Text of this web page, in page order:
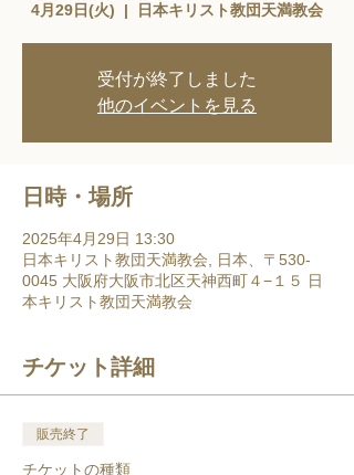
4月29日(火)
  |
日本キリスト教団天満教会
受付が終了しました
他のイベントを見る
日時・場所
2025年4月29日 13:30
日本キリスト教団天満教会, 日本、〒530-
0045 大阪府大阪市北区天神西町４−１５ 日
本キリスト教団天満教会
チケット詳細
販売終了
チケットの種類